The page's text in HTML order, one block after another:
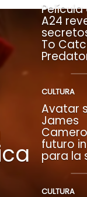
Película
A24
To
CULTURA
Avatar
James
futuro
para la
CULTURA